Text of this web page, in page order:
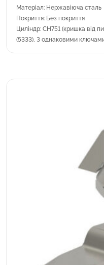
Матеріал: Нержавіюча сталь
Покриття: Без покриття
Циліндр: CH751 (кришка від
(5333), З однаковими